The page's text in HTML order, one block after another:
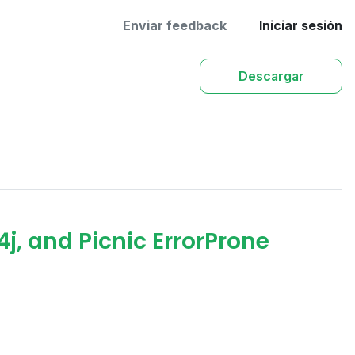
Enviar feedback Iniciar sesión
Descargar
and Picnic ErrorProne